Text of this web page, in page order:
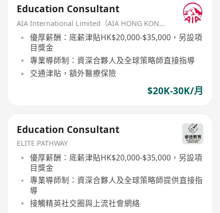
Education Consultant
AIA International Limited（AIA HONG KONG）
優厚薪酬：底薪津貼HK$20,000-$35,000，另設項
目獎金
專業導師制：資深合夥人及全球策略師直接指導
交通津貼，額外醫療保險
$20K-30K/月
Education Consultant
ELITE PATHWAY
優厚薪酬：底薪津貼HK$20,000-$35,000，另設項
目獎金
專業導師制：資深合夥人及全球策略師提供直接指
導
接觸精英社交圈與上流社會網絡